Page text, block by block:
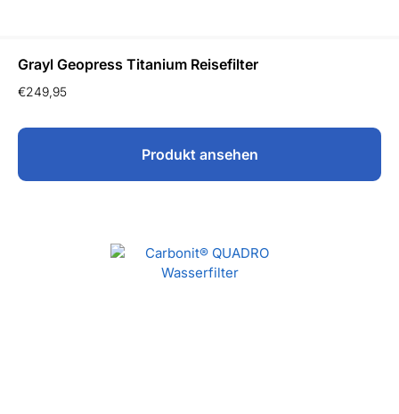
Grayl Geopress Titanium Reisefilter
€249,95
Produkt ansehen